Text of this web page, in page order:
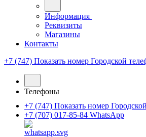
Информация
Реквизиты
Магазины
Контакты
+7 (747) Показать номер Городской
Телефоны
+7 (747) Показать номер
+7 (707) 017-85-84 WhatsApp